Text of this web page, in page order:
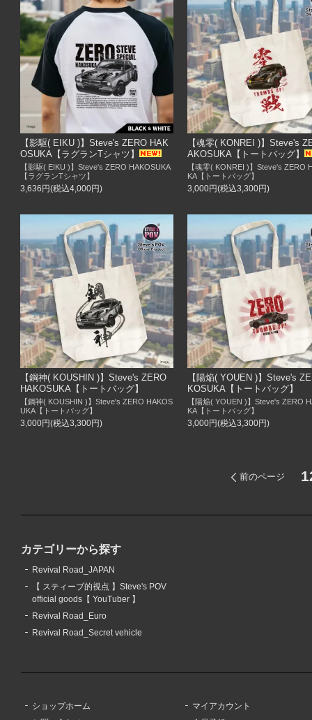
【影駆( EIKU )】Steve's ZERO HAK
OSUKA【ラグランTシャツ】
【影駆( EIKU )】Steve's ZERO HAKOSUKA
【ラグランTシャツ】
3,636円(税込4,000円)
【魂零( KONREI )】Steve's
AKOSUKA【トートバッグ】
【魂零( KONREI )】Steve's ZERO
KA【トートバッグ】
3,000円(税込3,300円)
【鋼神( KOUSHIN )】Steve's ZERO
HAKOSUKA【トートバッグ】
【鋼神( KOUSHIN )】Steve's ZERO HAKOS
UKA【トートバッグ】
3,000円(税込3,300円)
【陽焔( YOUEN )】Steve's
KOSUKA【トートバッグ】
【陽焔( YOUEN )】Steve's ZERO
KA【トートバッグ】
3,000円(税込3,300円)
前のページ
カテゴリーから探す
Revival Road_JAPAN
【 スティーブ的視点 】Steve's POV
official goods【 YouTuber 】
Revival Road_Euro
Revival Road_Secret vehicle
ショップホーム
マイアカウント